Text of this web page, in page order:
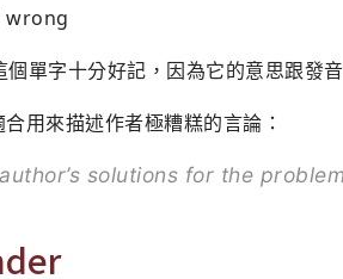
wrong
單字十分好記，因為它的意思跟發
用來描述作者極糟糕的言論：
solutions for the